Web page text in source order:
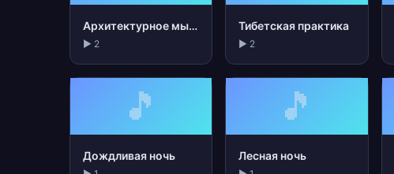
Архитектурное мышление
▶ 2
Тибетская практика
▶ 2
🎵
Дождливая ночь
🎵
Лесная ночь